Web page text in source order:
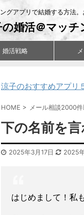
グアプリで結婚する方法
の婚活＠マッチ
婚活戦略
涼子のおすすめアプリ
HOME > メール相談2000
下の名前を
2025年3月17日 2025
はじめまして！私